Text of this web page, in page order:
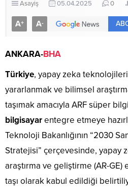
Asayiş 05.04.2025 0
A+ A-
ANKARA-BHA
Türkiye, yapay zeka
yararlanmak ve bilimsel
taşımak amacıyla ARF süper
bilgisayarentegre etmeye
Teknoloji Bakanlığının “2030
Stratejisi” çerçevesinde, yapay
araştırma ve geliştirme (AR-
taşı olarak kabul edildiği